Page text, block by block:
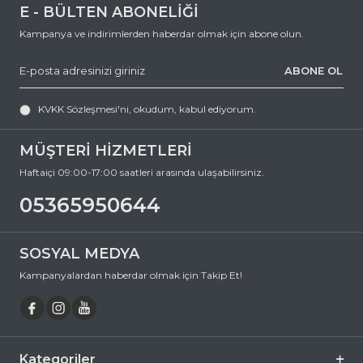
MÜŞTERİ HİZMETLERİ
Haftaiçi 09:00-17:00 saatleri arasında ulaşabilirsiniz.
05365950644
E - BÜLTEN ABONELİĞİ
Kampanya ve indirimlerden haberdar olmak için abone olun.
ABONE OL
KVKK Sözleşmesi'ni, okudum, kabul ediyorum.
SOSYAL MEDYA
Kampanyalardan haberdar olmak için Takip Et!
Kategoriler